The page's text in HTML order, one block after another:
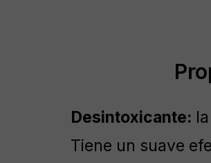
Desintoxicante:
Tiene un suave